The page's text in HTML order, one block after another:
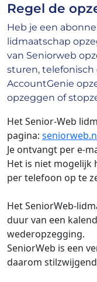
Regel de
Heb je een
lidmaatschap
van Seniorweb
sturen, telefonisch
AccountGenie
opzeggen of
Het Senior-Web
pagina:
Je ontvangt per e-
Het is niet mogelijk
per telefoon op te
Het SeniorWeb-
duur van een
wederopzegging.
SeniorWeb is een
daarom